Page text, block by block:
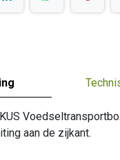
aan de zijkant.